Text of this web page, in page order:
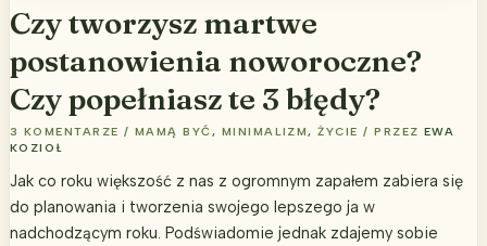
Czy tworzysz martwe
postanowienia noworoczne?
Czy popełniasz te 3 błędy?
3 KOMENTARZE / MAMĄ BYĆ, MINIMALIZM,ŻYCIE / PRZEZ EWA
KOZIOŁ
Jak co roku większość z nas z ogromnym zapałem zabiera się
do planowania i tworzenia swojego lepszego ja w
nadchodzącym roku. Podświadomie jednak zdajemy sobie